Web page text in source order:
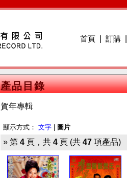
首頁 訂購
產品目錄
賀年專輯
顯示方式： 文字 圖片
» 第 4 頁，共 4 頁 (共 47 項產品)